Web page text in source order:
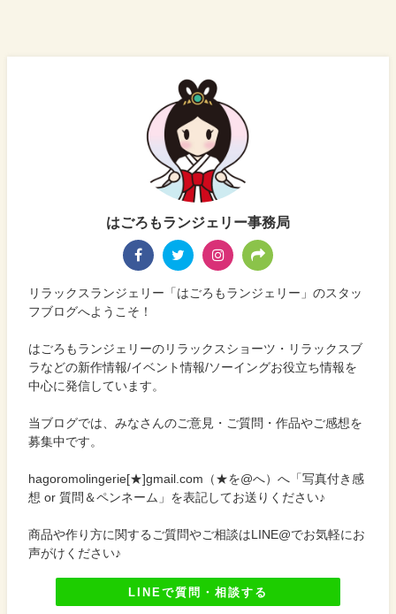
はごろもランジェリー事務局
リラックスランジェリー「はごろもランジェリー」のスタッ
フブログへようこそ！
はごろもランジェリーのリラックスショーツ・リラックスブ
ラなどの新作情報/イベント情報/ソーイングお役立ち情報を
中心に発信しています。
当ブログでは、みなさんのご意見・ご質問・作品やご感想を
募集中です。
hagoromolingerie[★]gmail.com（★を@へ）へ「写真付き感
想 or 質問＆ペンネーム」を表記してお送りください♪
商品や作り方に関するご質問やご相談はLINE@でお気軽にお
声がけください♪
LINEで質問・相談する